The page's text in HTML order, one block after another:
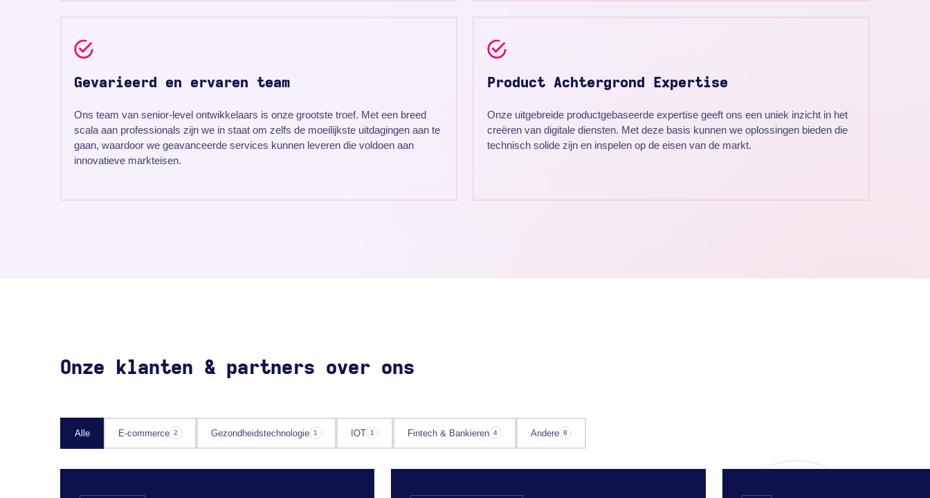
Gevarieerd en ervaren team
Ons team van senior-level ontwikkelaars is onze grootste troef. Met een breed
scala aan professionals zijn we in staat om zelfs de moeilijkste uitdagingen aan te
gaan, waardoor we geavanceerde services kunnen leveren die voldoen aan
innovatieve markteisen.
Product Achtergrond Expertise
Onze uitgebreide productgebaseerde expertise geeft ons een uniek inzicht in het
creëren van digitale diensten. Met deze basis kunnen we oplossingen bieden die
technisch solide zijn en inspelen op de eisen van de markt.
Onze klanten & partners over ons
Alle E-commerce 2 Gezondheidstechnologie 1 IOT 1 Fintech & Bankieren 4 Andere 8